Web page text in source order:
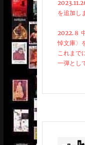
を追加し
2022.８
悼文庫〉
これまで
一弾とし